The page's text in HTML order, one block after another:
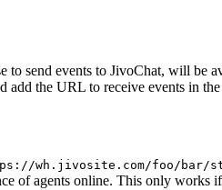
to send events to JivoChat, will be
add the URL to receive events in
wh.jivosite.com/foo/bar/
of agents online. This only works